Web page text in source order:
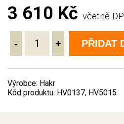
3 610 Kč včetně
- + PŘIDAT
Výrobce: Hakr
Kód produktu: HV0137, HV5015